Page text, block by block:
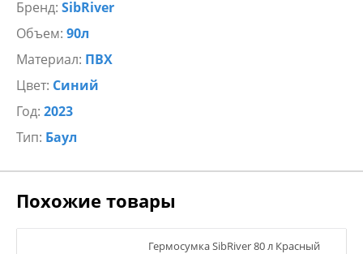
Бренд: SibRiver
Объем: 90л
Материал: ПВХ
Цвет: Синий
Год: 2023
Тип: Баул
Похожие товары
Гермосумка SibRiver 80 л Красный